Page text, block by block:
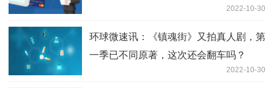
2022-10-30
环球微速讯：《镇魂街》又拍真人剧，第
一季已不同原著，这次还会翻车吗？
2022-10-30